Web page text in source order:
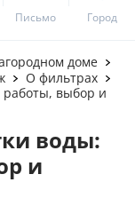
доме
О фильтрах
работы, выбор и
воды:
и